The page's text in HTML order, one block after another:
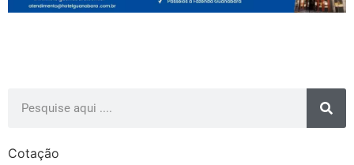
Cotação